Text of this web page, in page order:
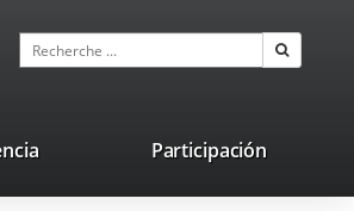
Enlace
aplicación
Recherche
Participación